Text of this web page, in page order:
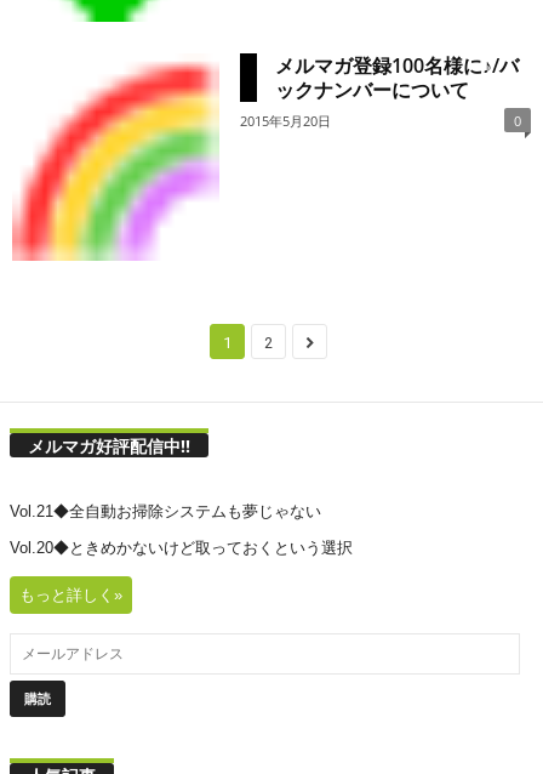
メルマガ登録100名様に♪/バ
ックナンバーについて
2015年5月20日 0
1 2
メルマガ好評配信中!!
Vol.21◆全自動お掃除システムも夢じゃない
Vol.20◆ときめかないけど取っておくという選択
もっと詳しく»